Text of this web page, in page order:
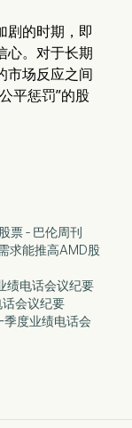
剧的时期，即
心。对于长期
市场反应之间
平惩罚”的股
票 - 巴伦周刊
求能推高AMD股
绩电话会议纪要
会议纪要
度业绩电话会